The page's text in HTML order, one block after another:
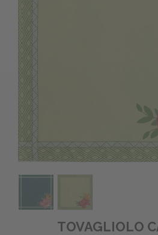
TOVAGLIOLO